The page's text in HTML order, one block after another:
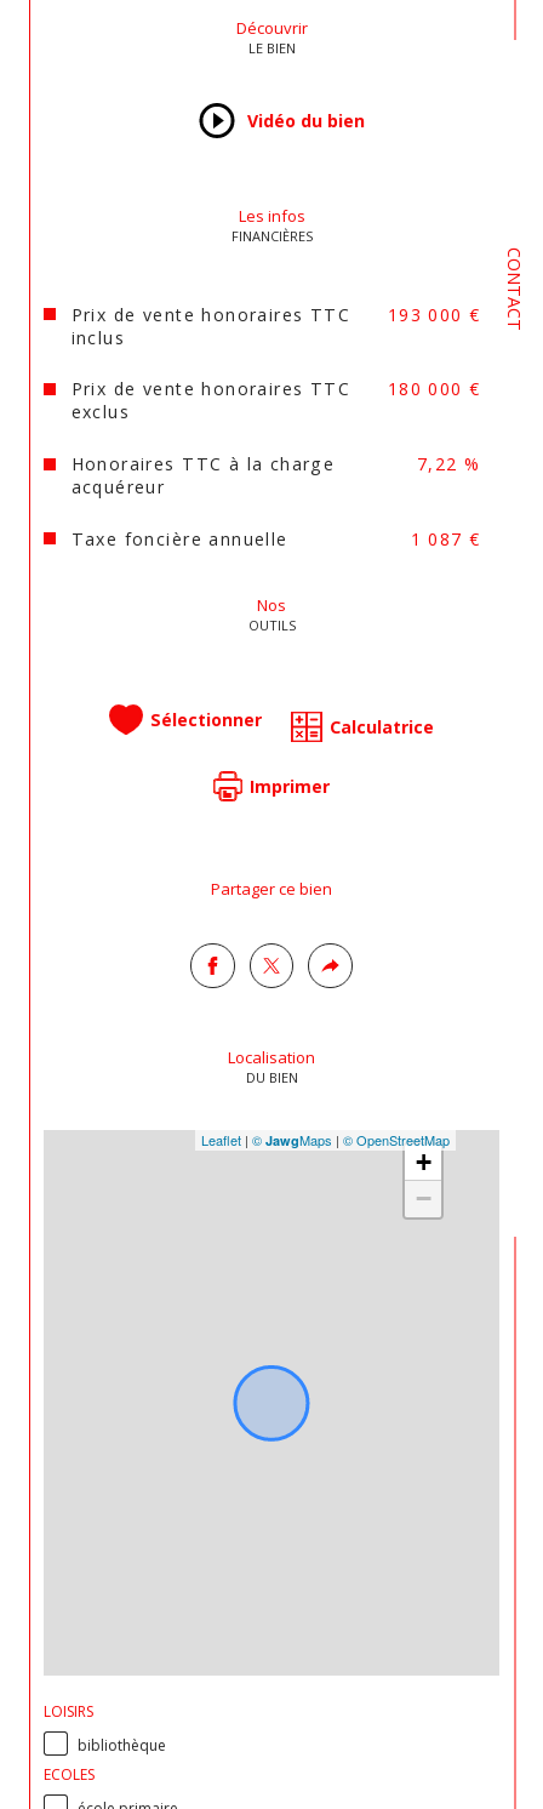
CONTACT
Découvrir
LE BIEN
Vidéo du bien
Les infos
FINANCIÈRES
Prix de vente honoraires TTC
inclus
193 000 €
Prix de vente honoraires TTC
exclus
180 000 €
Honoraires TTC à la charge
acquéreur
7,22 %
Taxe foncière annuelle 1 087 €
Nos
OUTILS
Sélectionner Calculatrice
Imprimer
Partager ce bien
Localisation
DU BIEN
+
−
Leaflet | © JawgMaps | © OpenStreetMap
LOISIRS
bibliothèque
ECOLES